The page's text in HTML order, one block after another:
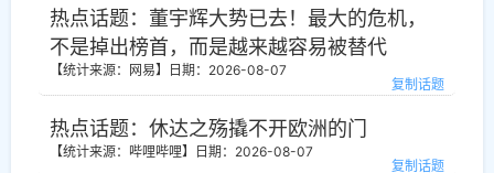
热点话题：董宇辉大势已去！最大的危机，
不是掉出榜首，而是越来越容易被替代
复制话题
【统计来源：网易】 日期：2026-08-07
热点话题：休达之殇撬不开欧洲的门
复制话题
【统计来源：哔哩哔哩】 日期：2026-08-07